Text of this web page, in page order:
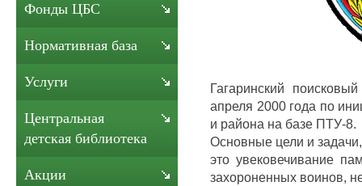
Гагаринский
апреля 2000 года по
и района на базе ПТУ-8.
Основные цели и
это увековечивание
захороненных воинов,
Фонды ЦБС
Нормативная база
Услуги
Центральная
детская библиотека
Акции